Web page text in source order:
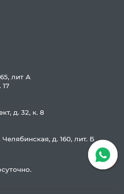
лит А
д. 32, к. 8
Челябинская, д. 160, лит. Б